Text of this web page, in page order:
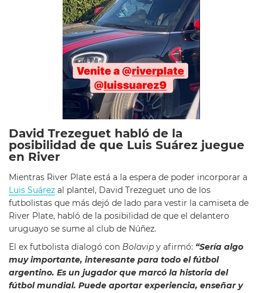
David Trezeguet habló de la
posibilidad de que Luis Suárez juegue
en River
Mientras River Plate está a la espera de poder incorporar a
Luis Suárez al plantel, David Trezeguet uno de los
futbolistas que más dejó de lado para vestir la camiseta de
River Plate, habló de la posibilidad de que el delantero
uruguayo se sume al club de Núñez.
El ex futbolista dialogó con Bolavip y afirmó: “Sería algo
muy importante, interesante para todo el fútbol
argentino. Es un jugador que marcó la historia del
fútbol mundial. Puede aportar experiencia, enseñar y